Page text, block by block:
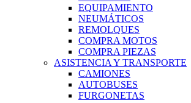
EQUIPAMIENTO
NEUMÁTICOS
REMOLQUES
COMPRA MOTOS
COMPRA PIEZAS
ASISTENCIA Y TRANSPORTE
CAMIONES
AUTOBUSES
FURGONETAS